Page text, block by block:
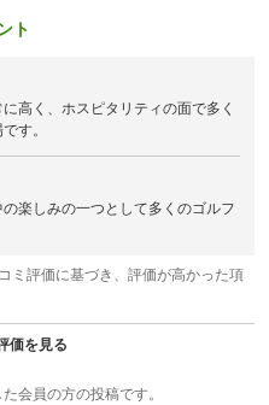
ト
高く、ホスピタリティの面で多く
す。
楽しみの一つとして多くのゴルフ
ミ評価に基づき、評価が高かった項
価を見る
会員の方の投稿です。